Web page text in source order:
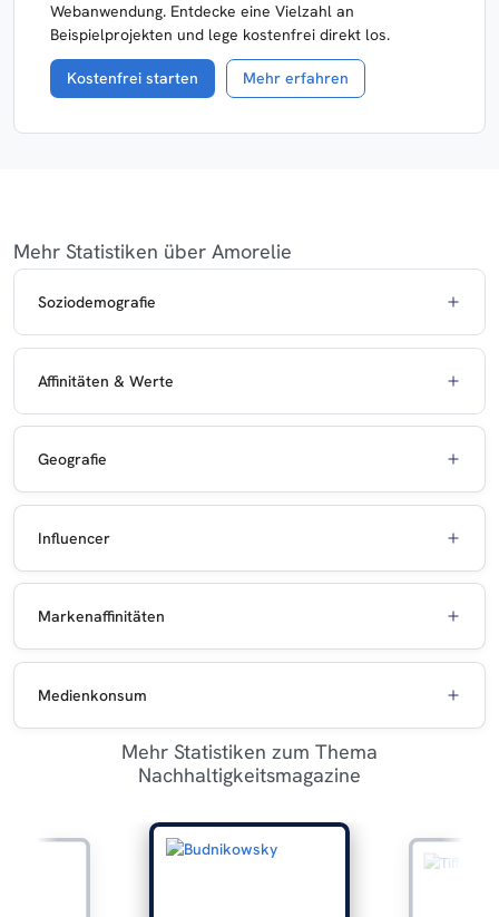
Webanwendung. Entdecke eine Vielzahl an
Beispielprojekten und lege kostenfrei direkt los.
Kostenfrei starten Mehr erfahren
Mehr Statistiken über Amorelie
Soziodemografie
Affinitäten & Werte
Geografie
Influencer
Markenaffinitäten
Medienkonsum
Mehr Statistiken zum Thema
Nachhaltigkeitsmagazine